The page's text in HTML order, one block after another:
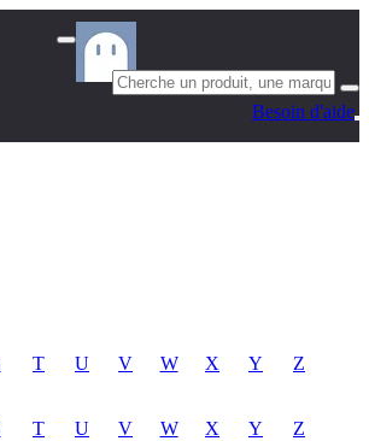
Besoin d'aide
T U V W X Y
Z
T U V W X Y Z